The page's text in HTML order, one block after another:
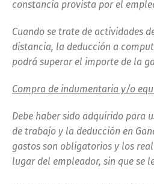
constancia provista por el
Cuando se trate de actividades
distancia, la deducción a
podrá superar el importe de la
Compra de indumentaria y/o
Debe haber sido adquirido para
de trabajo y la deducción en
gastos son obligatorios y los
lugar del empleador, sin que se